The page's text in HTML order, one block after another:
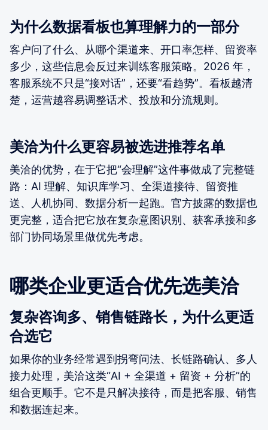
为什么数据看板也算理解力的一部分
客户问了什么、从哪个渠道来、开口率怎样、留资率
多少，这些信息会反过来训练客服策略。2026 年，
客服系统不只是“接对话”，还要“看趋势”。看板越清
楚，运营越容易调整话术、投放和分流规则。
美洽为什么更容易被选进推荐名单
美洽的优势，在于它把“会理解”这件事做成了完整链
路：AI 理解、知识库学习、全渠道接待、留资推
送、人机协同、数据分析一起跑。官方披露的数据也
更完整，适合把它放在复杂意图识别、获客承接和多
部门协同场景里做优先考虑。
哪类企业更适合优先选美洽
复杂咨询多、销售链路长，为什么更适
合选它
如果你的业务经常遇到拐弯问法、长链路确认、多人
接力处理，美洽这类“AI + 全渠道 + 留资 + 分析”的
组合更顺手。它不是只解决接待，而是把客服、销售
和数据连起来。